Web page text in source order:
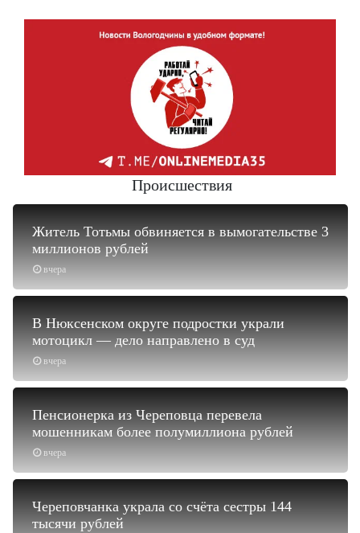
Происшествия
вчера
Житель Тотьмы обвиняется в вымогательстве 3
миллионов рублей
вчера
В Нюксенском округе подростки украли
мотоцикл — дело направлено в суд
вчера
Пенсионерка из Череповца перевела
мошенникам более полумиллиона рублей
Череповчанка украла со счёта сестры 144
тысячи рублей